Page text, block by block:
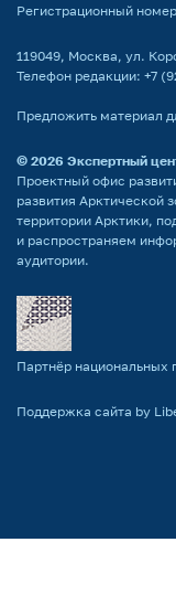
Регистрационный
119049, Москва, ул.
Телефон редакции: +7
Предложить материал
© 2026 Экспертный
Проектный офис
развития
территории Арктики,
и распространяем
аудитории.
Партнёр национальных
Поддержка сайта by